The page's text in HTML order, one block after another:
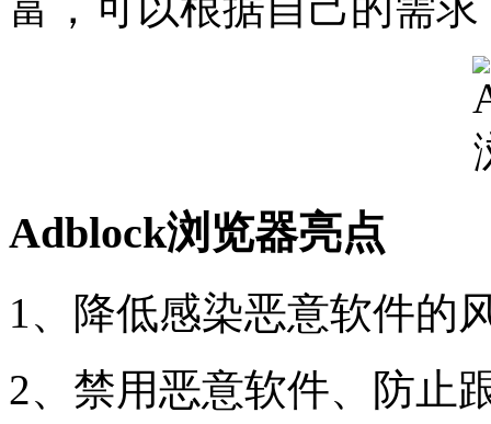
Adblock浏览器亮点
1、降低感染恶意软件的
2、禁用恶意软件、防止